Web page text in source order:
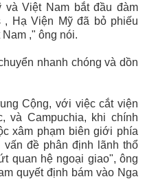
Việt Nam bắt đầu đàm
Hạ Viện Mỹ đã bỏ phiếu
," ông nói.
nhanh chóng và dồn
Cộng, với việc cắt viện
và Campuchia, khi chính
xâm phạm biên giới phía
đề phân định lãnh thổ
quan hệ ngoại giao", ông
quyết định bám vào Nga